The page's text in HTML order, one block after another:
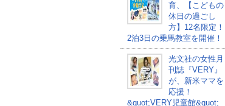
育、【こどもの
休日の過ごし
方】12名限定！
2泊3日の乗馬教室を開催！
光文社の女性月
刊誌『VERY』
が、新米ママを
応援！
&quot;VERY児童館&quot;